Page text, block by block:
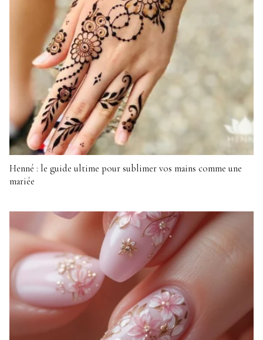
Henné : le guide ultime pour sublimer vos mains comme une
mariée